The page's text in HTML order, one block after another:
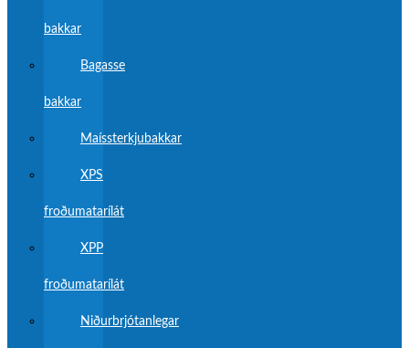
bakkar
Bagasse
bakkar
Maíssterkjubakkar
XPS
froðumatarílát
XPP
froðumatarílát
Niðurbrjótanlegar